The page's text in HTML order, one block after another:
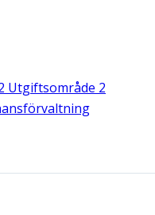
Utgiftsområde 2